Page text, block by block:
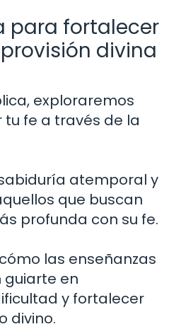
para fortalecer
divina
exploraremos
fe a través de la
atemporal y
que buscan
profunda con su fe.
las enseñanzas
en
y fortalecer
divino.